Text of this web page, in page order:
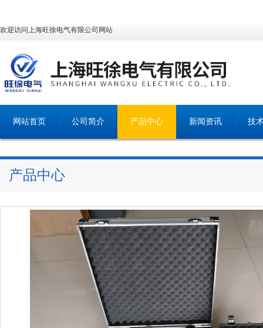
欢迎访问上海旺徐电气有限公司网站
网站首页 公司简介 产品中心 新闻资讯 技
产品中心